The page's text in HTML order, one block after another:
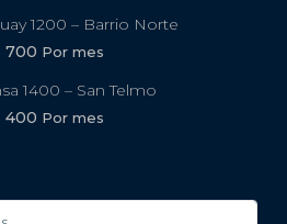
1200 – Barrio Norte
700 Por mes
1400 – San Telmo
400 Por mes